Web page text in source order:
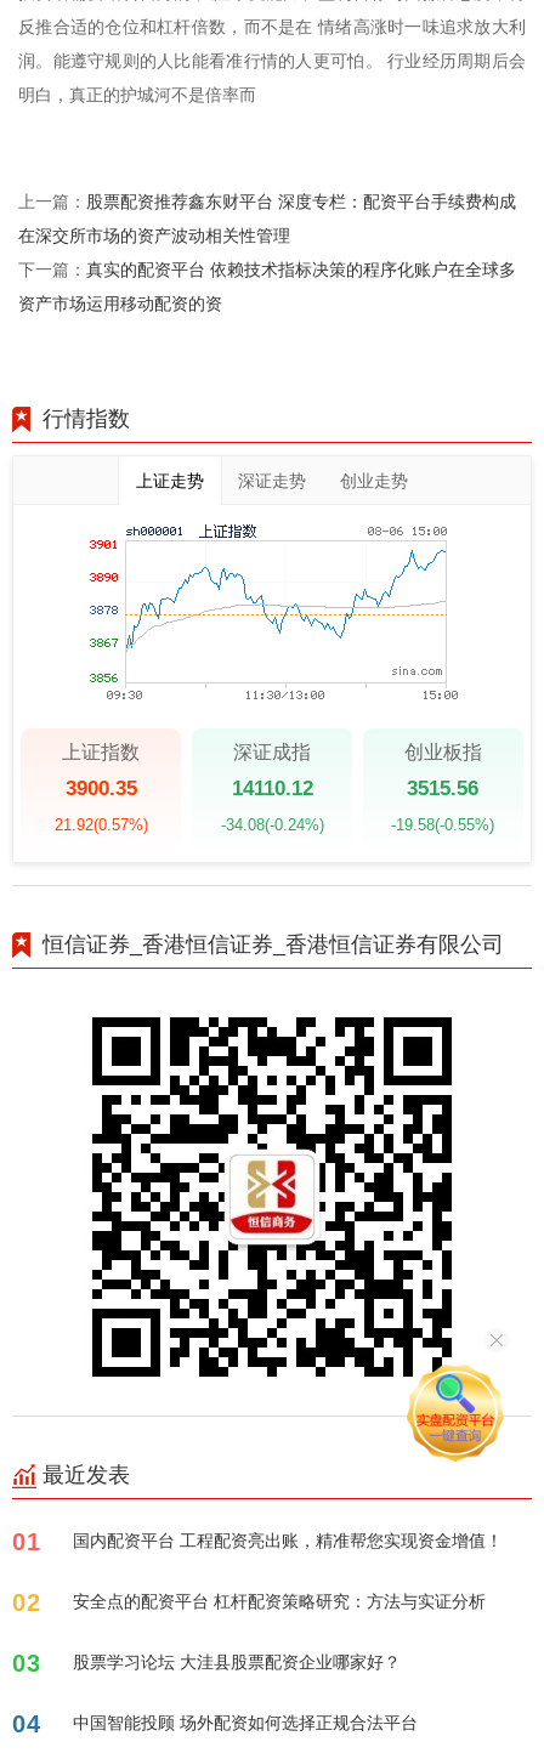
反推合适的仓位和杠杆倍数，而不是在 情绪高涨时一味追求放大利
润。能遵守规则的人比能看准行情的人更可怕。 行业经历周期后会
明白，真正的护城河不是倍率而
上一篇： 股票配资推荐鑫东财平台 深度专栏：配资平台手续费构成
在深交所市场的资产波动相关性管理
下一篇： 真实的配资平台 依赖技术指标决策的程序化账户在全球多
资产市场运用移动配资的资
行情指数
上证走势 深证走势 创业走势
上证指数
3900.35
21.92(0.57%)
深证成指
14110.12
-34.08(-0.24%)
创业板指
3515.56
-19.58(-0.55%)
恒信证券_香港恒信证券_香港恒信证券有限公司
最近发表
01 国内配资平台 工程配资亮出账，精准帮您实现资金增值！
02 安全点的配资平台 杠杆配资策略研究：方法与实证分析
03 股票学习论坛 大洼县股票配资企业哪家好？
04 中国智能投顾 场外配资如何选择正规合法平台